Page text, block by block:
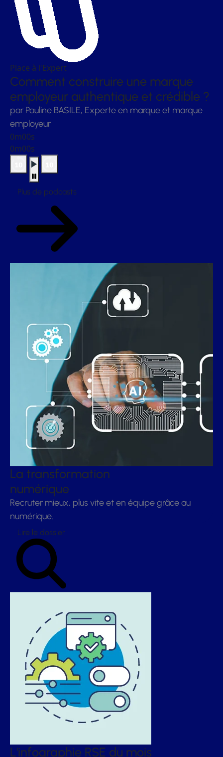
Place à l'Expert
Comment construire une marque
employeur authentique et crédible ?
par Pauline BASILE, Experte en marque et marque
employeur
0m00s
0m00s
Plus de podcasts
La transformation
numérique
Recruter mieux, plus vite et en équipe grâce au
numérique.
Lire le dossier
L'infographie RSE du mois